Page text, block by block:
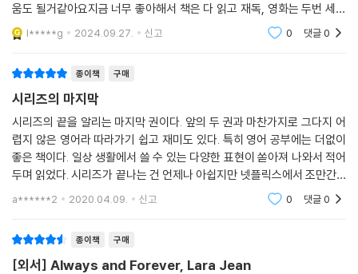
움도 될거같아요지금 너무 좋아해서 책은 다 읽고 재독, 영화는 두번 세번
계속 보고있거든요
l*****g 2024.09.27. 신고 0 댓글0
종이책 구매
시리즈의 마지막
시리즈의 끝을 알리는 마지막 권이다. 앞의 두 권과 마찬가지로 그다지 어
렵지 않은 영어라 따라가기 쉽고 재미도 있다. 특히 영어 공부에는 더없이
좋은 책이다. 일상 생활에서 쓸 수 있는 다양한 표현이 쏟아져 나와서 적어
두며 읽었다. 시리즈가 끝나는 건 언제나 아쉽지만 넷플릭스에서 조만간 3
편을 내보낼 모양이니(2편과 동시에 찍었다고 한다) 다시 읽으면서 기다
a******2 2020.04.09. 신고 0 댓글0
종이책 구매
[외서] Always and Forever, Lara Jean